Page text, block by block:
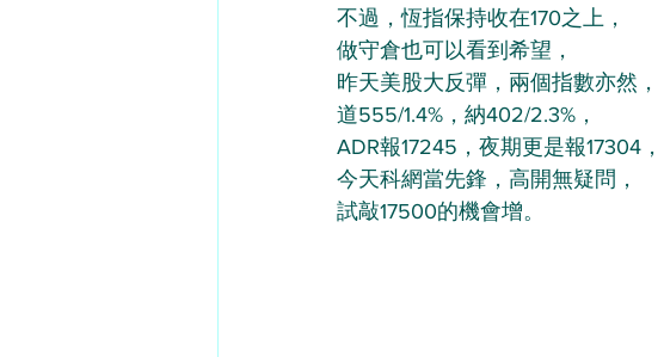
不過，恆指保持收在170之上，
做守倉也可以看到希望，
昨天美股大反彈，兩個指數亦然，
道555/1.4%，納402/2.3%，
ADR報17245，夜期更是報17304，
今天科網當先鋒，高開無疑問，
試敲17500的機會增。